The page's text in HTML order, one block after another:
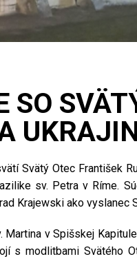
SO
Svätý Otec František
sv. Petra v Ríme.
Krajewski ako vyslanec
v Spišskej
s modlitbami Svätého